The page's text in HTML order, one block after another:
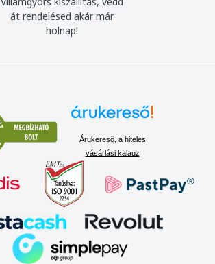
át rendelésed akár már
holnap!
Árukereső, a hiteles
vásárlási kalauz